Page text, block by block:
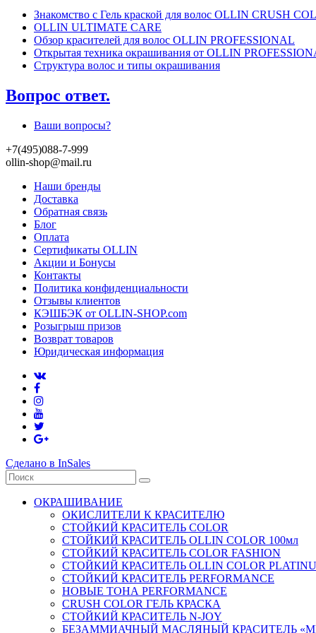
Знакомство с Гель краской для волос OLLIN CRUSH
OLLIN ULTIMATE CARE
Обзор красителей для волос OLLIN PROFESSIONAL
Открытая техника окрашивания от OLLIN
Структура волос и типы окрашивания
Вопрос ответ.
Ваши вопросы?
+7(495)088-7-999
ollin-shop@mail.ru
Наши бренды
Доставка
Обратная связь
Блог
Оплата
Сертификаты OLLIN
Акции и Бонусы
Контакты
Политика конфиденциальности
Отзывы клиентов
КЭШБЭК от OLLIN-SHOP.com
Розыгрыш призов
Возврат товаров
Юридическая информация
Сделано в InSales
ОКРАШИВАНИЕ
ОКИСЛИТЕЛИ К КРАСИТЕЛЮ
СТОЙКИЙ КРАСИТЕЛЬ COLOR
СТОЙКИЙ КРАСИТЕЛЬ OLLIN COLOR 100мл
СТОЙКИЙ КРАСИТЕЛЬ COLOR FASHION
СТОЙКИЙ КРАСИТЕЛЬ OLLIN COLOR
СТОЙКИЙ КРАСИТЕЛЬ PERFORMANCE
НОВЫЕ ТОНА PERFORMANCE
CRUSH COLOR ГЕЛЬ КРАСКА
СТОЙКИЙ КРАСИТЕЛЬ N-JOY
БЕЗАММИАЧНЫЙ МАСЛЯНЫЙ КРАСИТЕЛЬ